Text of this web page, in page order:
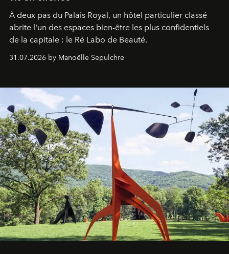
À deux pas du Palais Royal, un hôtel particulier classé
abrite l'un des espaces bien-être les plus confidentiels
de la capitale : le Ré Labo de Beauté.
31.07.2026 by Manoëlle Sepulchre